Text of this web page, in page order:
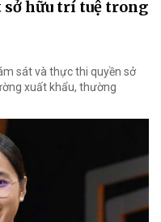
sở hữu trí tuệ trong
sát và thực thi quyền sở
xuất khẩu, thường